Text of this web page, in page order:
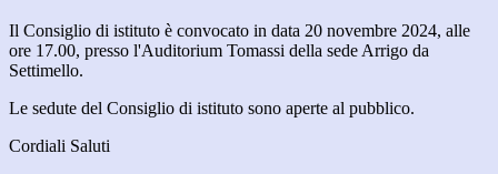
Il Consiglio di istituto è convocato in data 20 novembre 2024, alle
ore 17.00, presso l'Auditorium Tomassi della sede Arrigo da
Settimello.
Le sedute del Consiglio di istituto sono aperte al pubblico.
Cordiali Saluti